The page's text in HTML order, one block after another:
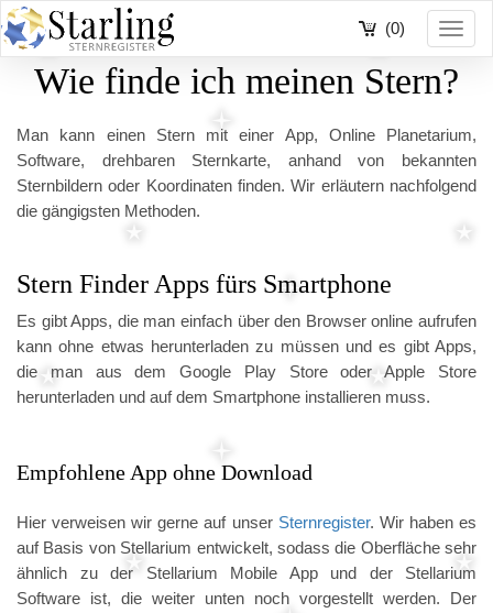
(0)
Wie finde ich meinen Stern?
Man kann einen Stern mit einer App, Online Planetarium,
Software, drehbaren Sternkarte, anhand von bekannten
Sternbildern oder Koordinaten finden. Wir erläutern nachfolgend
die gängigsten Methoden.
Stern Finder Apps fürs Smartphone
Es gibt Apps, die man einfach über den Browser online aufrufen
kann ohne etwas herunterladen zu müssen und es gibt Apps,
die man aus dem Google Play Store oder Apple Store
herunterladen und auf dem Smartphone installieren muss.
Empfohlene App ohne Download
Hier verweisen wir gerne auf unser Sternregister. Wir haben es
auf Basis von Stellarium entwickelt, sodass die Oberfläche sehr
ähnlich zu der Stellarium Mobile App und der Stellarium
Software ist, die weiter unten noch vorgestellt werden. Der